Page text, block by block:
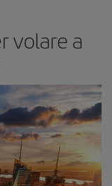
volare a